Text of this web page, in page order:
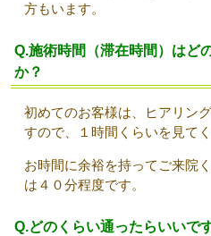
方もいます。
Q.施術時間（滞在時間）はど
か？
初めてのお客様は、ヒアリン
すので、１時間くらいを見てく
お時間に余裕を持ってご来院
は４０分程度です。
Q.どのくらい通ったらいいで